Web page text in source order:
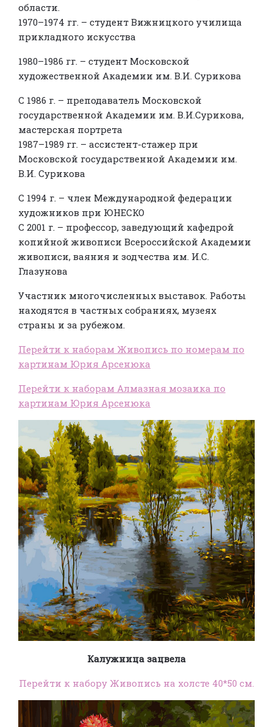
области.
1970–1974 гг. – студент Вижницкого училища
прикладного искусства
1980–1986 гг. – студент Московской
художественной Академии им. В.И. Сурикова
С 1986 г. – преподаватель Московской
государственной Академии им. В.И.Сурикова,
мастерская портрета
1987–1989 гг. – ассистент-стажер при
Московской государственной Академии им.
В.И. Сурикова
С 1994 г. – член Международной федерации
художников при ЮНЕСКО
С 2001 г. – профессор, заведующий кафедрой
копийной живописи Всероссийской Академии
живописи, ваяния и зодчества им. И.С.
Глазунова
Участник многочисленных выставок. Работы
находятся в частных собраниях, музеях
страны и за рубежом.
Перейти к наборам Живопись по номерам по
картинам Юрия Арсенюка
Перейти к наборам Алмазная мозаика по
картинам Юрия Арсенюка
Калужница зацвела
Перейти к набору Живопись на холсте 40*50 см.